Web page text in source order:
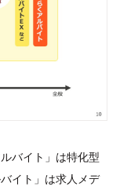
バイト」は特化型
イト」は求人メデ